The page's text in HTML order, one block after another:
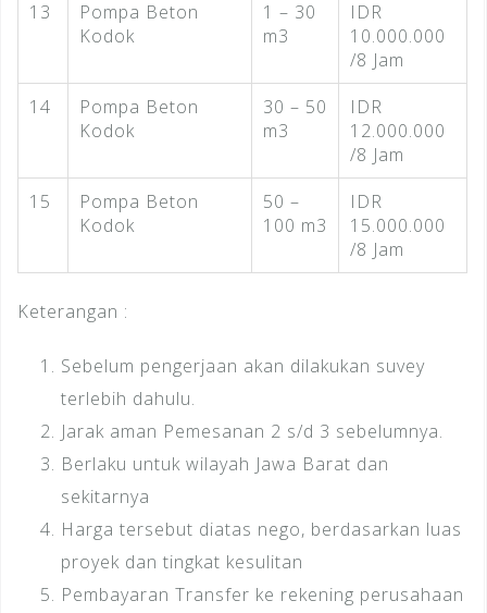
13
Pompa Beton
Kodok
1 – 30
m3
IDR
10.000.000
/8 Jam
14
Pompa Beton
Kodok
30 – 50
m3
IDR
12.000.000
/8 Jam
15
Pompa Beton
Kodok
50 –
100 m3
IDR
15.000.000
/8 Jam
Keterangan :
Sebelum pengerjaan akan dilakukan suvey
terlebih dahulu.
Jarak aman Pemesanan 2 s/d 3 sebelumnya.
Berlaku untuk wilayah Jawa Barat dan
sekitarnya
Harga tersebut diatas nego, berdasarkan luas
proyek dan tingkat kesulitan
Pembayaran Transfer ke rekening perusahaan